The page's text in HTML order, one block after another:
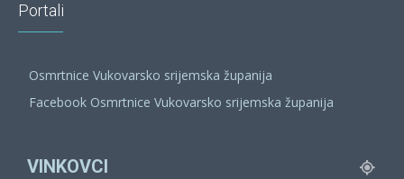
Portali
Osmrtnice Vukovarsko srijemska županija
Facebook Osmrtnice Vukovarsko srijemska županija
VINKOVCI